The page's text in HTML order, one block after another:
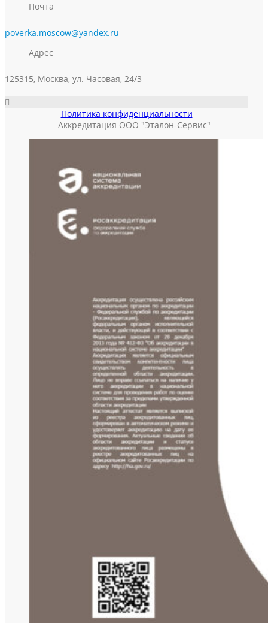
Почта
poverka.moscow@yandex.ru
Адрес
125315, Москва, ул. Часовая, 24/3
Политика конфиденциальности
Аккредитация ООО "Эталон-Сервис"